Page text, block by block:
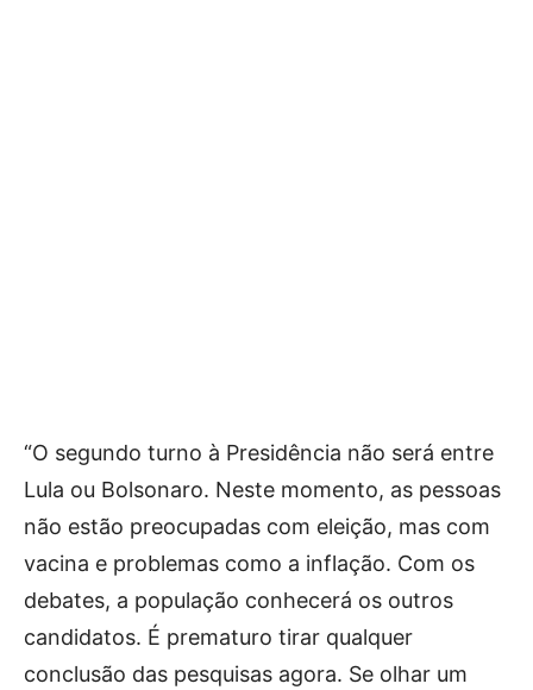
“O segundo turno à Presidência não será entre
Lula ou Bolsonaro. Neste momento, as pessoas
não estão preocupadas com eleição, mas com
vacina e problemas como a inflação. Com os
debates, a população conhecerá os outros
candidatos. É prematuro tirar qualquer
conclusão das pesquisas agora. Se olhar um